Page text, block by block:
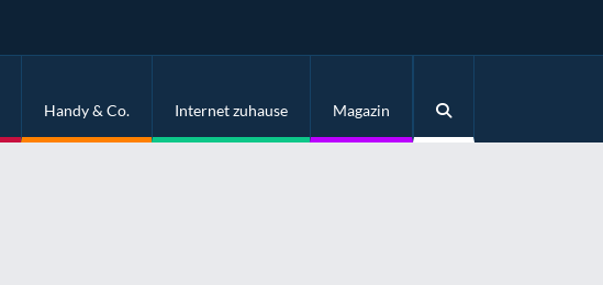
Handy & Co. Internet zuhause Magazin